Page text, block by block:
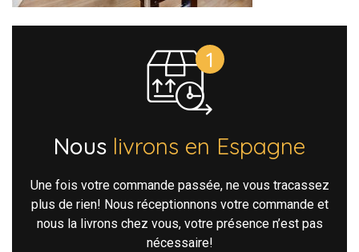
Nous livrons en Espagne
Une fois votre commande passée, ne vous tracassez
plus de rien! Nous réceptionnons votre commande et
nous la livrons chez vous, votre présence n’est pas
nécessaire!